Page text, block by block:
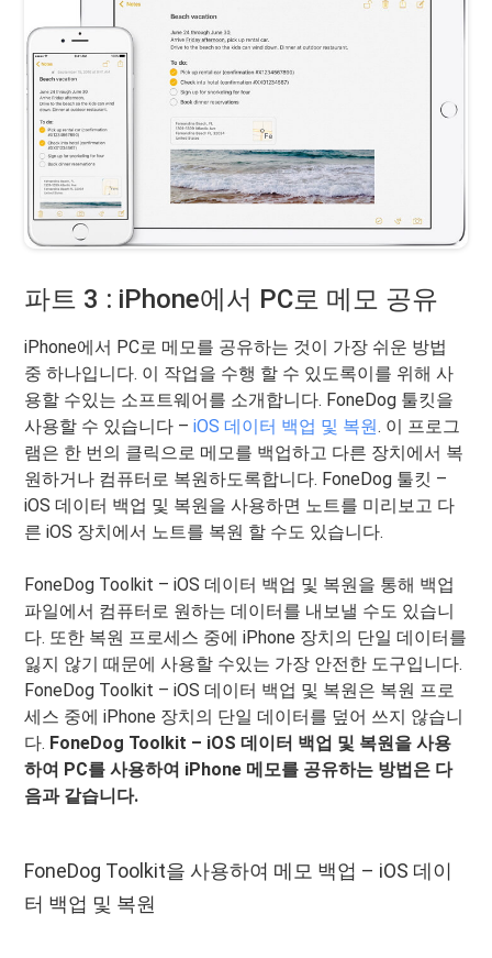
파트 3 : iPhone에서 PC로 메모 공유
iPhone에서 PC로 메모를 공유하는 것이 가장 쉬운 방법
중 하나입니다. 이 작업을 수행 할 수 있도록이를 위해 사
용할 수있는 소프트웨어를 소개합니다. FoneDog 툴킷을
사용할 수 있습니다 –iOS 데이터 백업 및 복원. 이 프로그
램은 한 번의 클릭으로 메모를 백업하고 다른 장치에서 복
원하거나 컴퓨터로 복원하도록합니다. FoneDog 툴킷 –
iOS 데이터 백업 및 복원을 사용하면 노트를 미리보고 다
른 iOS 장치에서 노트를 복원 할 수도 있습니다.
FoneDog Toolkit – iOS 데이터 백업 및 복원을 통해 백업
파일에서 컴퓨터로 원하는 데이터를 내보낼 수도 있습니
다. 또한 복원 프로세스 중에 iPhone 장치의 단일 데이터를
잃지 않기 때문에 사용할 수있는 가장 안전한 도구입니다.
FoneDog Toolkit – iOS 데이터 백업 및 복원은 복원 프로
세스 중에 iPhone 장치의 단일 데이터를 덮어 쓰지 않습니
다. FoneDog Toolkit – iOS 데이터 백업 및 복원을 사용
하여 PC를 사용하여 iPhone 메모를 공유하는 방법은 다
음과 같습니다.
FoneDog Toolkit을 사용하여 메모 백업 – iOS 데이
터 백업 및 복원